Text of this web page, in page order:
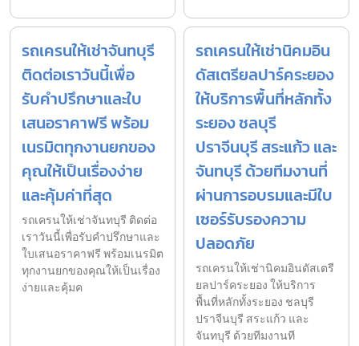
รถเครนให้เช่าจันทบุรี
ติดต่อเราวันนี้เพื่อ
รับคำปรึกษาและใบ
เสนอราคาฟรี พร้อม
เนรมิตทุกงานยกของ
คุณให้เป็นเรื่องง่าย
และคุ้มค่าที่สุด
รถเครนให้เช่าจันทบุรี ติดต่อ
เราวันนี้เพื่อรับคำปรึกษาและ
ใบเสนอราคาฟรี พร้อมเนรมิต
ทุกงานยกของคุณให้เป็นเรื่อง
ง่ายและคุ้มค
รถเครนให้เช่านิคมอิน
ดัสเตรียลปาร์คระยอง
ให้บริการพื้นที่หลักทั้ง
ระยอง ชลบุรี
ปราจีนบุรี สระแก้ว และ
จันทบุรี ด้วยทีมงานที่
ผ่านการอบรมและมีใบ
เซอร์รับรองความ
ปลอดภัย
รถเครนให้เช่านิคมอินดัสเตรี
ยลปาร์คระยอง ให้บริการ
พื้นที่หลักทั้งระยอง ชลบุรี
ปราจีนบุรี สระแก้ว และ
จันทบุรี ด้วยทีมงานที